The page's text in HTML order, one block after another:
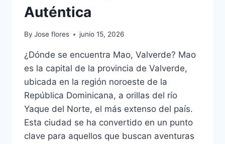
Auténtica
By Jose flores junio 15, 2026
¿Dónde se encuentra Mao, Valverde? Mao
es la capital de la provincia de Valverde,
ubicada en la región noroeste de la
República Dominicana, a orillas del río
Yaque del Norte, el más extenso del país.
Esta ciudad se ha convertido en un punto
clave para aquellos que buscan aventuras